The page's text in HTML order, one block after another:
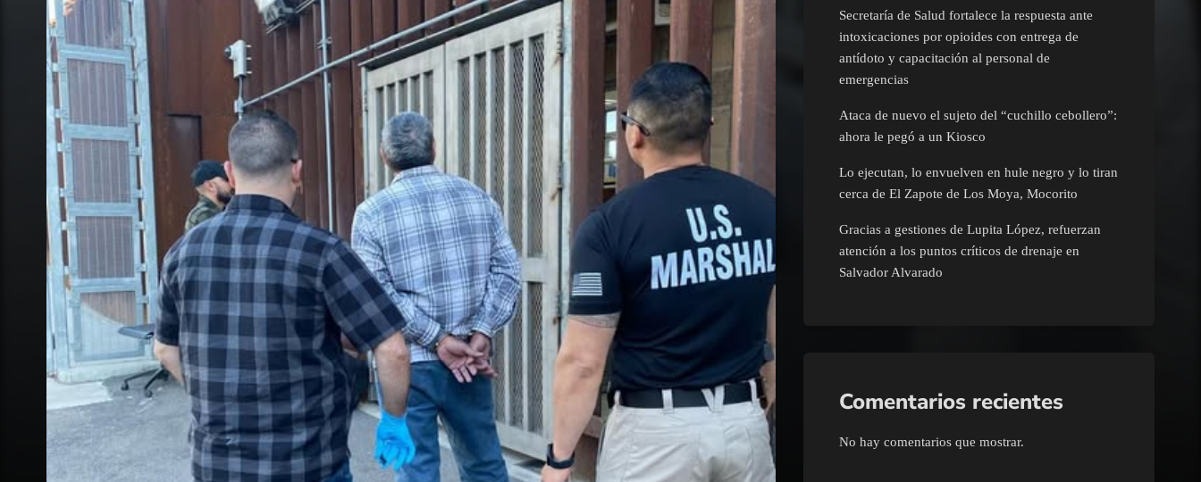
Secretaría de Salud fortalece la respuesta ante
intoxicaciones por opioides con entrega de
antídoto y capacitación al personal de
emergencias
Ataca de nuevo el sujeto del “cuchillo cebollero”:
ahora le pegó a un Kiosco
Lo ejecutan, lo envuelven en hule negro y lo tiran
cerca de El Zapote de Los Moya, Mocorito
Gracias a gestiones de Lupita López, refuerzan
atención a los puntos críticos de drenaje en
Salvador Alvarado
Comentarios recientes
No hay comentarios que mostrar.